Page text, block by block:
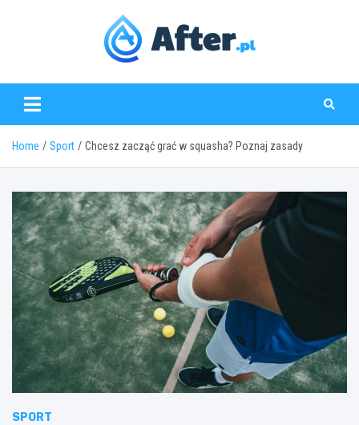
www.after.pl
Home Sport Chcesz zacząć grać w squasha? Poznaj zasady
SPORT